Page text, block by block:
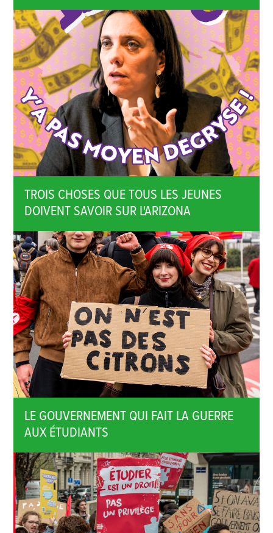
TROIS CHOSES QUE TOUS LES JEUNES
DOIVENT SAVOIR SUR L'ARIZONA
LE GOUVERNEMENT QUI FAIT LA GUERRE
AUX ÉTUDIANTS